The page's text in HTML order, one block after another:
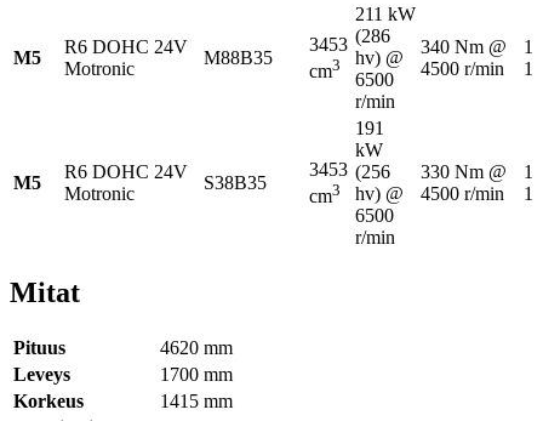
M5
R6 DOHC 24V
Motronic
M88B35
3453
cm3
211 kW
(286
hv) @
6500
r/min
340 Nm @
4500 r/min
M5
R6 DOHC 24V
Motronic
S38B35
3453
cm3
191
kW
(256
hv) @
6500
r/min
330 Nm @
4500 r/min
Mitat
Pituus
4620 mm
Leveys
1700 mm
Korkeus
1415 mm